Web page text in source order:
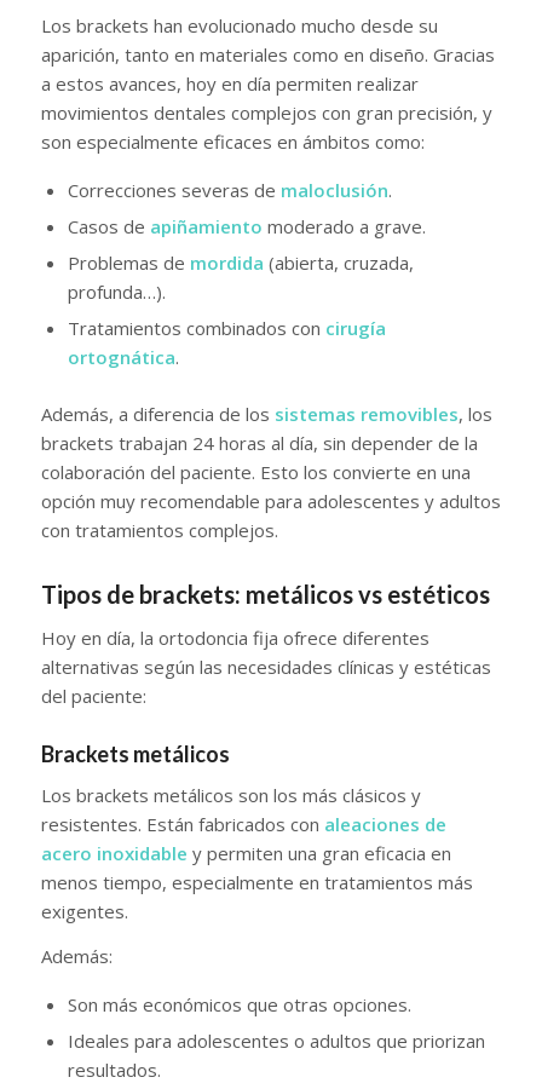
Los brackets han evolucionado mucho desde su
aparición, tanto en materiales como en diseño. Gracias
a estos avances, hoy en día permiten realizar
movimientos dentales complejos con gran precisión, y
son especialmente eficaces en ámbitos como:
Correcciones severas de maloclusión.
Casos de apiñamiento moderado a grave.
Problemas de mordida (abierta, cruzada,
profunda…).
Tratamientos combinados con cirugía
ortognática.
Además, a diferencia de los sistemas removibles, los
brackets trabajan 24 horas al día, sin depender de la
colaboración del paciente. Esto los convierte en una
opción muy recomendable para adolescentes y adultos
con tratamientos complejos.
Tipos de brackets: metálicos vs estéticos
Hoy en día, la ortodoncia fija ofrece diferentes
alternativas según las necesidades clínicas y estéticas
del paciente:
Brackets metálicos
Los brackets metálicos son los más clásicos y
resistentes. Están fabricados con aleaciones de
acero inoxidable y permiten una gran eficacia en
menos tiempo, especialmente en tratamientos más
exigentes.
Además:
Son más económicos que otras opciones.
Ideales para adolescentes o adultos que priorizan
resultados.